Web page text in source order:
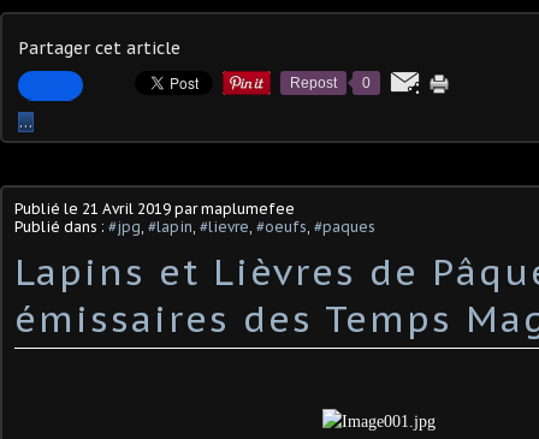
Partager cet article
Repost 0
…
Publié le 21 Avril 2019 par maplumefee
Publié dans : #jpg #lapin #lievre #oeufs #paques
Lapins et Lièvres de
émissaires des Temps